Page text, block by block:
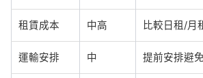
租賃成本 中高 比較日租/月
運輸安排 中 提前安排避